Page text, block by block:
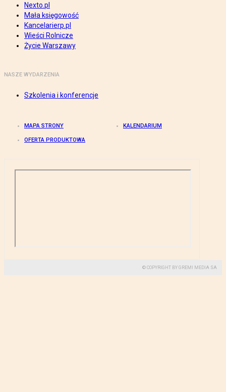
Nexto.pl
Mała księgowość
Kancelarierp.pl
Wieści Rolnicze
Życie Warszawy
NASZE WYDARZENIA
Szkolenia i konferencje
MAPA STRONY KALENDARIUM
OFERTA PRODUKTOWA
© COPYRIGHT BY GREMI MEDIA SA